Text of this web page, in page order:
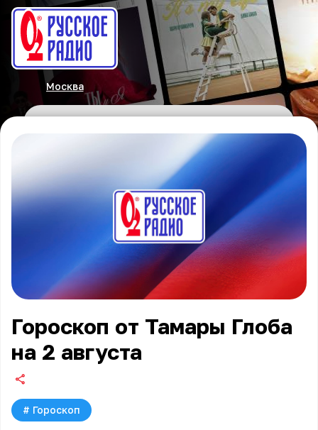
Москва
Гороскоп от Тамары Глоба
на 2 августа
# Гороскоп